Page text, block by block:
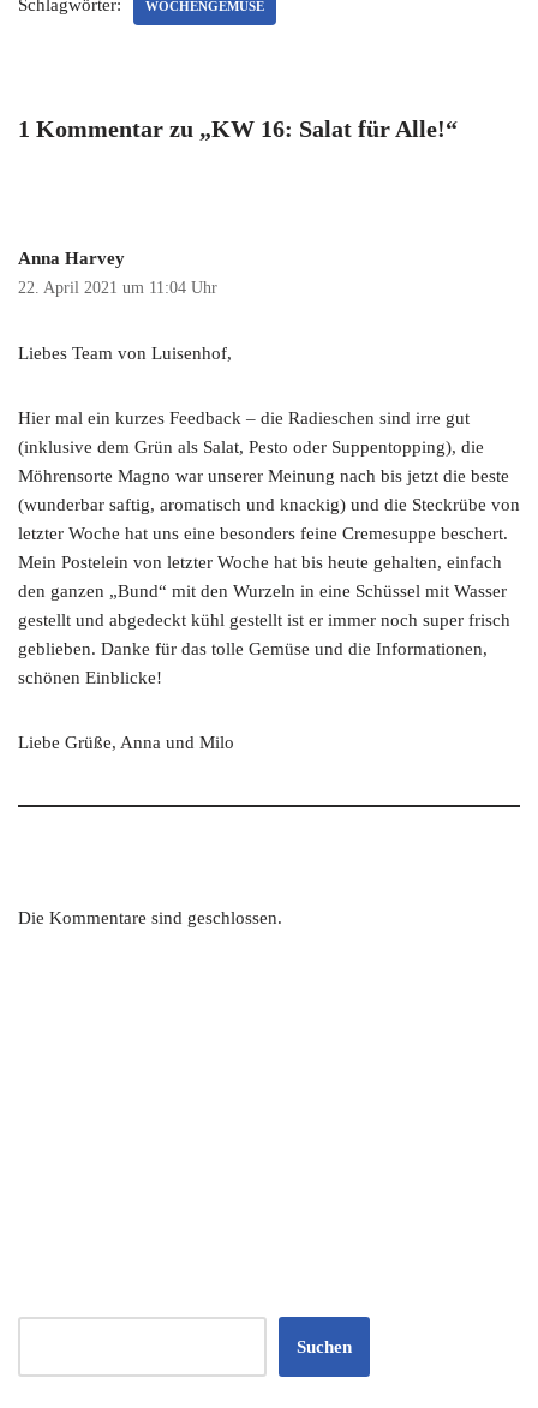
Schlagwörter: WOCHENGEMÜSE
1 Kommentar zu „KW 16: Salat für Alle!“
Anna Harvey
22. April 2021 um 11:04 Uhr
Liebes Team von Luisenhof,
Hier mal ein kurzes Feedback – die Radieschen sind irre gut
(inklusive dem Grün als Salat, Pesto oder Suppentopping), die
Möhrensorte Magno war unserer Meinung nach bis jetzt die beste
(wunderbar saftig, aromatisch und knackig) und die Steckrübe von
letzter Woche hat uns eine besonders feine Cremesuppe beschert.
Mein Postelein von letzter Woche hat bis heute gehalten, einfach
den ganzen „Bund“ mit den Wurzeln in eine Schüssel mit Wasser
gestellt und abgedeckt kühl gestellt ist er immer noch super frisch
geblieben. Danke für das tolle Gemüse und die Informationen,
schönen Einblicke!
Liebe Grüße, Anna und Milo
Die Kommentare sind geschlossen.
Suchen